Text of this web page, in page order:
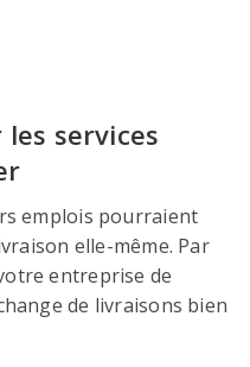
services
emplois pourraient
elle-même. Par
entreprise de
de livraisons bien